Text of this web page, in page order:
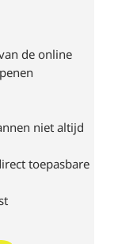
de online
niet altijd
toepasbare